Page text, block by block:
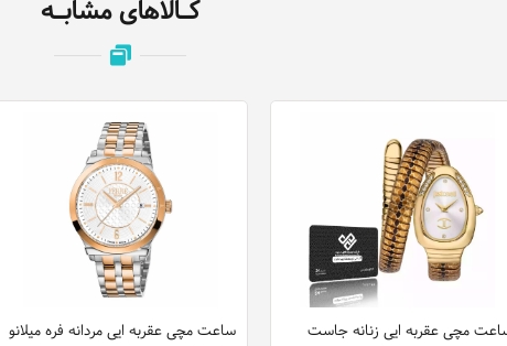
کـالاهای مشابـه
ساعت مچی عقربه ایی مردانه فره میلانو
مچی عقربه ایی زنانه جاست